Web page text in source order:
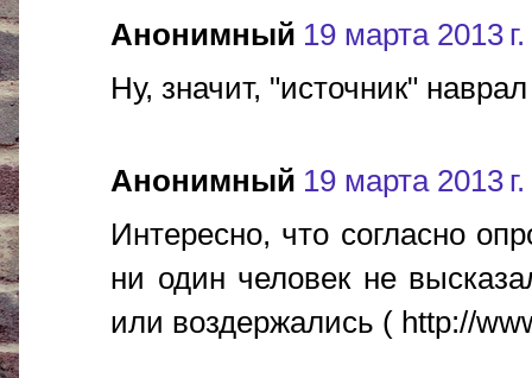
Анонимный 19 марта 2013
Ну, значит, "источник"
Анонимный 19 марта 2013
Интересно, что согласно
ни один человек не
или воздержались ( http://